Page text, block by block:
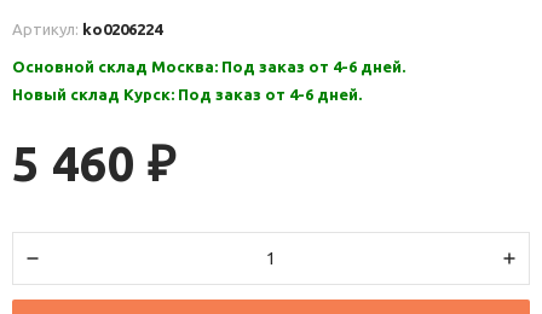
Артикул: ko0206224
Основной склад Москва: Под заказ от 4-6 дней.
Новый склад Курск: Под заказ от 4-6 дней.
5 460 ₽